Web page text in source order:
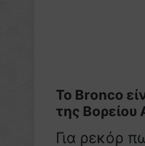
To Bronco
της Βορείου
Για ρεκόρ